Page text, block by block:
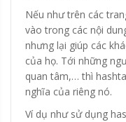
Nếu như trên các
vào trong các nội
nhưng lại giúp các
của họ. Tới những
quan tâm,… thì
nghĩa của riêng nó.
Ví dụ như sử dụng